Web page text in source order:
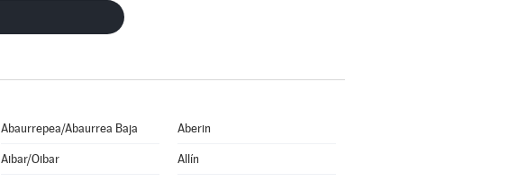
Abaurrepea/Abaurrea Baja Aberin
Aibar/Oibar Allín